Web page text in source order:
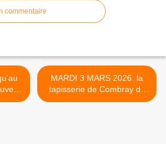
commentaire
MARDI 3 MARS 2026: la
tapisserie de Combray de
retour chez KIOSK, en face